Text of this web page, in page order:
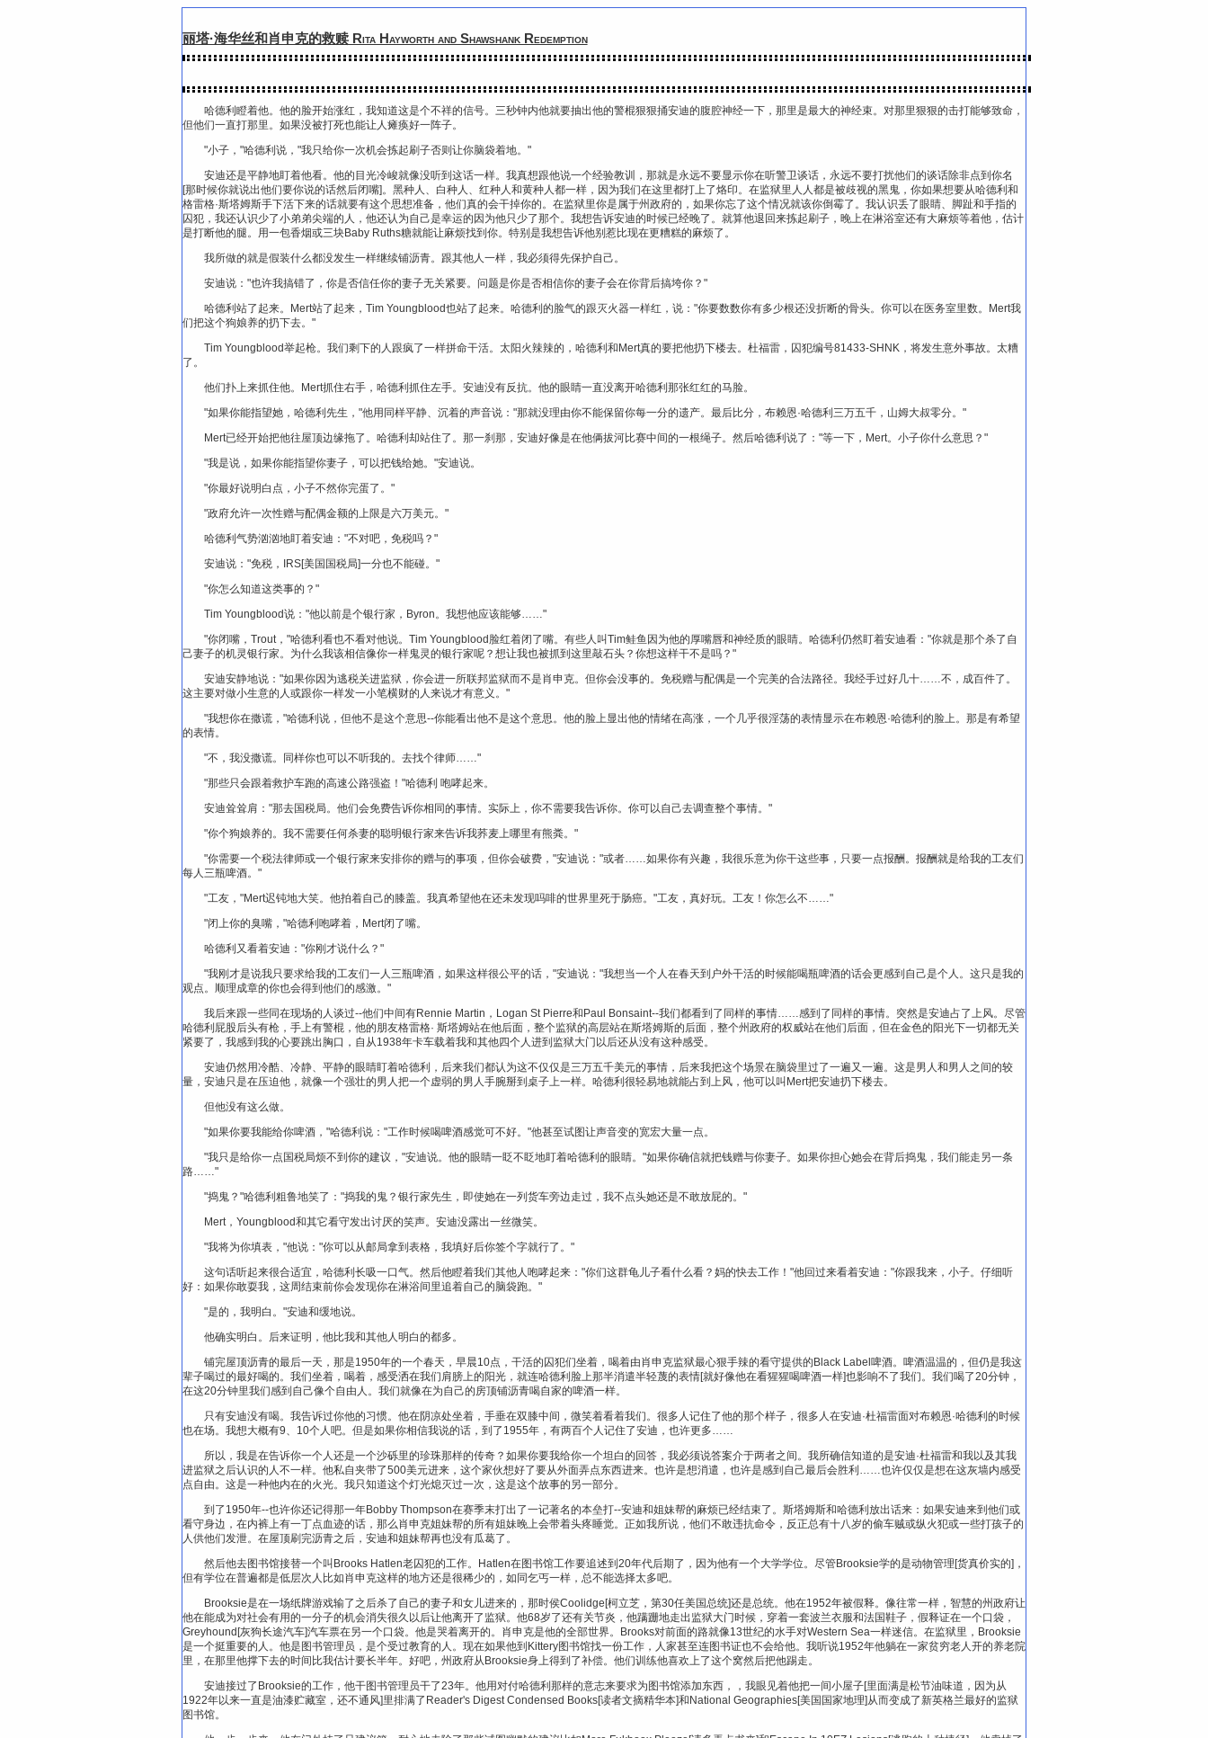
丽塔·海华丝和肖申克的救赎 Rita Hayworth and Shawshank Redemption
哈德利瞪着他。他的脸开始涨红，我知道这是个不祥的信号。三秒钟内他就要抽出他的警棍狠狠捅安迪的腹腔神经一下，那里是最大的神经束。对那里狠狠的击打能够致命，
但他们一直打那里。如果没被打死也能让人瘫痪好一阵子。
"小子，"哈德利说，"我只给你一次机会拣起刷子否则让你脑袋着地。"
安迪还是平静地盯着他看。他的目光冷峻就像没听到这话一样。我真想跟他说一个经验教训，那就是永远不要显示你在听警卫谈话，永远不要打扰他们的谈话除非点到你名
[那时候你就说出他们要你说的话然后闭嘴]。黑种人、白种人、红种人和黄种人都一样，因为我们在这里都打上了烙印。在监狱里人人都是被歧视的黑鬼，你如果想要从哈德利和
格雷格·斯塔姆斯手下活下来的话就要有这个思想准备，他们真的会干掉你的。在监狱里你是属于州政府的，如果你忘了这个情况就该你倒霉了。我认识丢了眼睛、脚趾和手指的
囚犯，我还认识少了小弟弟尖端的人，他还认为自己是幸运的因为他只少了那个。我想告诉安迪的时候已经晚了。就算他退回来拣起刷子，晚上在淋浴室还有大麻烦等着他，估计
是打断他的腿。用一包香烟或三块Baby Ruths糖就能让麻烦找到你。特别是我想告诉他别惹比现在更糟糕的麻烦了。
我所做的就是假装什么都没发生一样继续铺沥青。跟其他人一样，我必须得先保护自己。
安迪说："也许我搞错了，你是否信任你的妻子无关紧要。问题是你是否相信你的妻子会在你背后搞垮你？"
哈德利站了起来。Mert站了起来，Tim Youngblood也站了起来。哈德利的脸气的跟灭火器一样红，说："你要数数你有多少根还没折断的骨头。你可以在医务室里数。Mert我
们把这个狗娘养的扔下去。"
Tim Youngblood举起枪。我们剩下的人跟疯了一样拼命干活。太阳火辣辣的，哈德利和Mert真的要把他扔下楼去。杜福雷，囚犯编号81433-SHNK，将发生意外事故。太糟
了。
他们扑上来抓住他。Mert抓住右手，哈德利抓住左手。安迪没有反抗。他的眼睛一直没离开哈德利那张红红的马脸。
"如果你能指望她，哈德利先生，"他用同样平静、沉着的声音说："那就没理由你不能保留你每一分的遗产。最后比分，布赖恩·哈德利三万五千，山姆大叔零分。"
Mert已经开始把他往屋顶边缘拖了。哈德利却站住了。那一刹那，安迪好像是在他俩拔河比赛中间的一根绳子。然后哈德利说了："等一下，Mert。小子你什么意思？"
"我是说，如果你能指望你妻子，可以把钱给她。"安迪说。
"你最好说明白点，小子不然你完蛋了。"
"政府允许一次性赠与配偶金额的上限是六万美元。"
哈德利气势汹汹地盯着安迪："不对吧，免税吗？"
安迪说："免税，IRS[美国国税局]一分也不能碰。"
"你怎么知道这类事的？"
Tim Youngblood说："他以前是个银行家，Byron。我想他应该能够……"
"你闭嘴，Trout，"哈德利看也不看对他说。Tim Youngblood脸红着闭了嘴。有些人叫Tim鲑鱼因为他的厚嘴唇和神经质的眼睛。哈德利仍然盯着安迪看："你就是那个杀了自
己妻子的机灵银行家。为什么我该相信像你一样鬼灵的银行家呢？想让我也被抓到这里敲石头？你想这样干不是吗？"
安迪安静地说："如果你因为逃税关进监狱，你会进一所联邦监狱而不是肖申克。但你会没事的。免税赠与配偶是一个完美的合法路径。我经手过好几十……不，成百件了。
这主要对做小生意的人或跟你一样发一小笔横财的人来说才有意义。"
"我想你在撒谎，"哈德利说，但他不是这个意思--你能看出他不是这个意思。他的脸上显出他的情绪在高涨，一个几乎很淫荡的表情显示在布赖恩·哈德利的脸上。那是有希望
的表情。
"不，我没撒谎。同样你也可以不听我的。去找个律师……"
"那些只会跟着救护车跑的高速公路强盗！"哈德利 咆哮起来。
安迪耸耸肩："那去国税局。他们会免费告诉你相同的事情。实际上，你不需要我告诉你。你可以自己去调查整个事情。"
"你个狗娘养的。我不需要任何杀妻的聪明银行家来告诉我荞麦上哪里有熊粪。"
"你需要一个税法律师或一个银行家来安排你的赠与的事项，但你会破费，"安迪说："或者……如果你有兴趣，我很乐意为你干这些事，只要一点报酬。报酬就是给我的工友们
每人三瓶啤酒。"
"工友，"Mert迟钝地大笑。他拍着自己的膝盖。我真希望他在还未发现吗啡的世界里死于肠癌。"工友，真好玩。工友！你怎么不……"
"闭上你的臭嘴，"哈德利咆哮着，Mert闭了嘴。
哈德利又看着安迪："你刚才说什么？"
"我刚才是说我只要求给我的工友们一人三瓶啤酒，如果这样很公平的话，"安迪说："我想当一个人在春天到户外干活的时候能喝瓶啤酒的话会更感到自己是个人。这只是我的
观点。顺理成章的你也会得到他们的感激。"
我后来跟一些同在现场的人谈过--他们中间有Rennie Martin，Logan St Pierre和Paul Bonsaint--我们都看到了同样的事情……感到了同样的事情。突然是安迪占了上风。尽管
哈德利屁股后头有枪，手上有警棍，他的朋友格雷格· 斯塔姆站在他后面，整个监狱的高层站在斯塔姆斯的后面，整个州政府的权威站在他们后面，但在金色的阳光下一切都无关
紧要了，我感到我的心要跳出胸口，自从1938年卡车载着我和其他四个人进到监狱大门以后还从没有这种感受。
安迪仍然用冷酷、冷静、平静的眼睛盯着哈德利，后来我们都认为这不仅仅是三万五千美元的事情，后来我把这个场景在脑袋里过了一遍又一遍。这是男人和男人之间的较
量，安迪只是在压迫他，就像一个强壮的男人把一个虚弱的男人手腕掰到桌子上一样。哈德利很轻易地就能占到上风，他可以叫Mert把安迪扔下楼去。
但他没有这么做。
"如果你要我能给你啤酒，"哈德利说："工作时候喝啤酒感觉可不好。"他甚至试图让声音变的宽宏大量一点。
"我只是给你一点国税局烦不到你的建议，"安迪说。他的眼睛一眨不眨地盯着哈德利的眼睛。"如果你确信就把钱赠与你妻子。如果你担心她会在背后捣鬼，我们能走另一条
路……"
"捣鬼？"哈德利粗鲁地笑了："捣我的鬼？银行家先生，即使她在一列货车旁边走过，我不点头她还是不敢放屁的。"
Mert，Youngblood和其它看守发出讨厌的笑声。安迪没露出一丝微笑。
"我将为你填表，"他说："你可以从邮局拿到表格，我填好后你签个字就行了。"
这句话听起来很合适宜，哈德利长吸一口气。然后他瞪着我们其他人咆哮起来："你们这群龟儿子看什么看？妈的快去工作！"他回过来看着安迪："你跟我来，小子。仔细听
好：如果你敢耍我，这周结束前你会发现你在淋浴间里追着自己的脑袋跑。"
"是的，我明白。"安迪和缓地说。
他确实明白。后来证明，他比我和其他人明白的都多。
铺完屋顶沥青的最后一天，那是1950年的一个春天，早晨10点，干活的囚犯们坐着，喝着由肖申克监狱最心狠手辣的看守提供的Black Label啤酒。啤酒温温的，但仍是我这
辈子喝过的最好喝的。我们坐着，喝着，感受洒在我们肩膀上的阳光，就连哈德利脸上那半消遣半轻蔑的表情[就好像他在看猩猩喝啤酒一样]也影响不了我们。我们喝了20分钟，
在这20分钟里我们感到自己像个自由人。我们就像在为自己的房顶铺沥青喝自家的啤酒一样。
只有安迪没有喝。我告诉过你他的习惯。他在阴凉处坐着，手垂在双膝中间，微笑着看着我们。很多人记住了他的那个样子，很多人在安迪·杜福雷面对布赖恩·哈德利的时候
也在场。我想大概有9、10个人吧。但是如果你相信我说的话，到了1955年，有两百个人记住了安迪，也许更多……
所以，我是在告诉你一个人还是一个沙砾里的珍珠那样的传奇？如果你要我给你一个坦白的回答，我必须说答案介于两者之间。我所确信知道的是安迪·杜福雷和我以及其我
进监狱之后认识的人不一样。他私自夹带了500美元进来，这个家伙想好了要从外面弄点东西进来。也许是想消遣，也许是感到自己最后会胜利……也许仅仅是想在这灰墙内感受
点自由。这是一种他内在的火光。我只知道这个灯光熄灭过一次，这是这个故事的另一部分。
到了1950年--也许你还记得那一年Bobby Thompson在赛季末打出了一记著名的本垒打--安迪和姐妹帮的麻烦已经结束了。斯塔姆斯和哈德利放出话来：如果安迪来到他们或
看守身边，在内裤上有一丁点血迹的话，那么肖申克姐妹帮的所有姐妹晚上会带着头疼睡觉。正如我所说，他们不敢违抗命令，反正总有十八岁的偷车贼或纵火犯或一些打孩子的
人供他们发泄。在屋顶刷完沥青之后，安迪和姐妹帮再也没有瓜葛了。
然后他去图书馆接替一个叫Brooks Hatlen老囚犯的工作。Hatlen在图书馆工作要追述到20年代后期了，因为他有一个大学学位。尽管Brooksie学的是动物管理[货真价实的]，
但有学位在普遍都是低层次人比如肖申克这样的地方还是很稀少的，如同乞丐一样，总不能选择太多吧。
Brooksie是在一场纸牌游戏输了之后杀了自己的妻子和女儿进来的，那时侯Coolidge[柯立芝，第30任美国总统]还是总统。他在1952年被假释。像往常一样，智慧的州政府让
他在能成为对社会有用的一分子的机会消失很久以后让他离开了监狱。他68岁了还有关节炎，他蹒跚地走出监狱大门时候，穿着一套波兰衣服和法国鞋子，假释证在一个口袋，
Greyhound[灰狗长途汽车]汽车票在另一个口袋。他是哭着离开的。肖申克是他的全部世界。Brooks对前面的路就像13世纪的水手对Western Sea一样迷信。在监狱里，Brooksie
是一个挺重要的人。他是图书管理员，是个受过教育的人。现在如果他到Kittery图书馆找一份工作，人家甚至连图书证也不会给他。我听说1952年他躺在一家贫穷老人开的养老院
里，在那里他撑下去的时间比我估计要长半年。好吧，州政府从Brooksie身上得到了补偿。他们训练他喜欢上了这个窝然后把他踢走。
安迪接过了Brooksie的工作，他干图书管理员干了23年。他用对付哈德利那样的意志来要求为图书馆添加东西，，我眼见着他把一间小屋子[里面满是松节油味道，因为从
1922年以来一直是油漆贮藏室，还不通风]里排满了Reader's Digest Condensed Books[读者文摘精华本]和National Geographies[美国国家地理]从而变成了新英格兰最好的监狱
图书馆。